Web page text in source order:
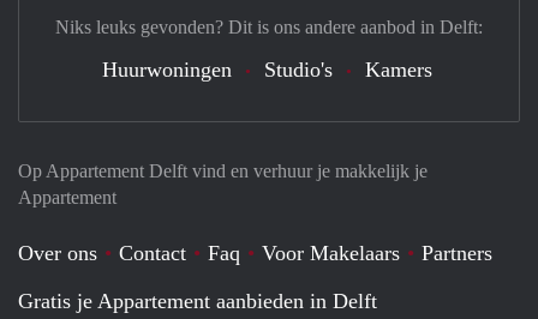
Op Appartement Delft vind en verhuur je makkelijk je
Appartement
Over ons Contact Faq Voor Makelaars
Partners
Gratis je Appartement aanbieden in Delft
Niks leuks gevonden? Dit is ons andere aanbod in Delft:
Huurwoningen Studio's Kamers